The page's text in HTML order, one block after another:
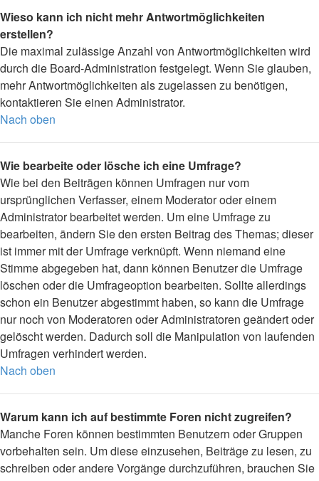
Wieso kann ich nicht mehr Antwortmöglichkeiten
erstellen?
Die maximal zulässige Anzahl von Antwortmöglichkeiten wird
durch die Board-Administration festgelegt. Wenn Sie glauben,
mehr Antwortmöglichkeiten als zugelassen zu benötigen,
kontaktieren Sie einen Administrator.
Nach oben
Wie bearbeite oder lösche ich eine Umfrage?
Wie bei den Beiträgen können Umfragen nur vom
ursprünglichen Verfasser, einem Moderator oder einem
Administrator bearbeitet werden. Um eine Umfrage zu
bearbeiten, ändern Sie den ersten Beitrag des Themas; dieser
ist immer mit der Umfrage verknüpft. Wenn niemand eine
Stimme abgegeben hat, dann können Benutzer die Umfrage
löschen oder die Umfrageoption bearbeiten. Sollte allerdings
schon ein Benutzer abgestimmt haben, so kann die Umfrage
nur noch von Moderatoren oder Administratoren geändert oder
gelöscht werden. Dadurch soll die Manipulation von laufenden
Umfragen verhindert werden.
Nach oben
Warum kann ich auf bestimmte Foren nicht zugreifen?
Manche Foren können bestimmten Benutzern oder Gruppen
vorbehalten sein. Um diese einzusehen, Beiträge zu lesen, zu
schreiben oder andere Vorgänge durchzuführen, brauchen Sie